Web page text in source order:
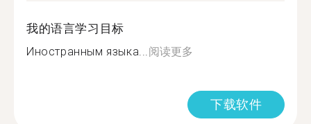
我的语言学习目标
Иностранным языка... 阅读更多
下载软件